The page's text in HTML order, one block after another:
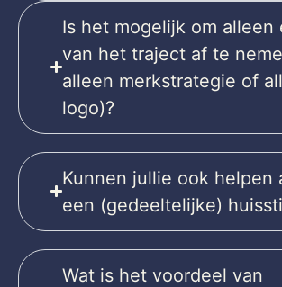
Is het mogelijk om alleen
van het traject af te
alleen merkstrategie of
logo)?
Kunnen jullie ook helpen
een (gedeeltelijke)
Wat is het voordeel van